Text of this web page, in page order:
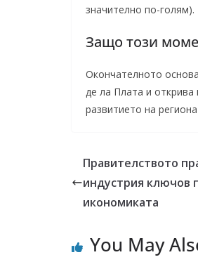
значително по-голям).
Защо този
Окончателното
де ла Плата и открива
развитието на
Правителството
индустрия ключов
икономиката
You May